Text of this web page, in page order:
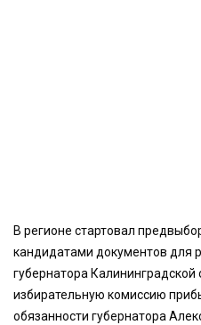
В регионе стартовал
кандидатами документов для
губернатора
избирательную комиссию
обязанности губернатора